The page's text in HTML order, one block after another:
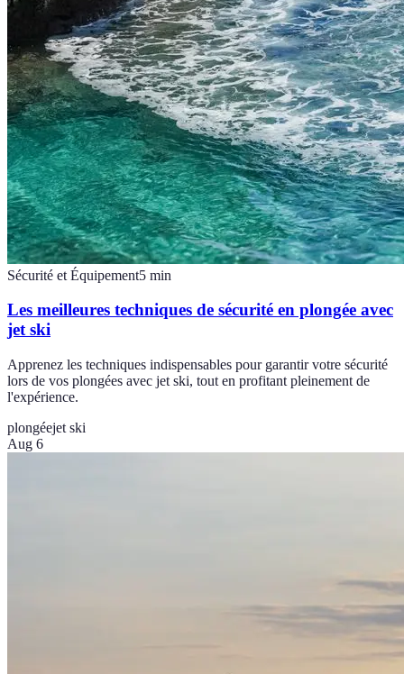
Sécurité et Équipement5 min
Les meilleures techniques de sécurité en plongée avec
jet ski
Apprenez les techniques indispensables pour garantir votre sécurité
lors de vos plongées avec jet ski, tout en profitant pleinement de
l'expérience.
plongéejet ski
Aug 6